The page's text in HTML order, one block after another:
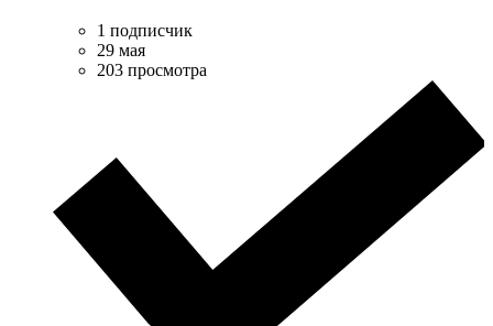
1 подписчик
29 мая
203 просмотра